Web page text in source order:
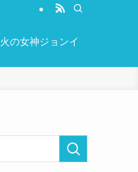
火の女神ジョンイ